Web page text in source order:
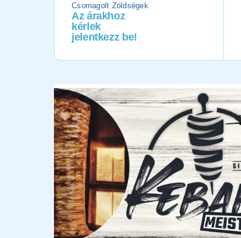
Csomagolt Zöldségek
Az árakhoz
kérlek
jelentkezz be!